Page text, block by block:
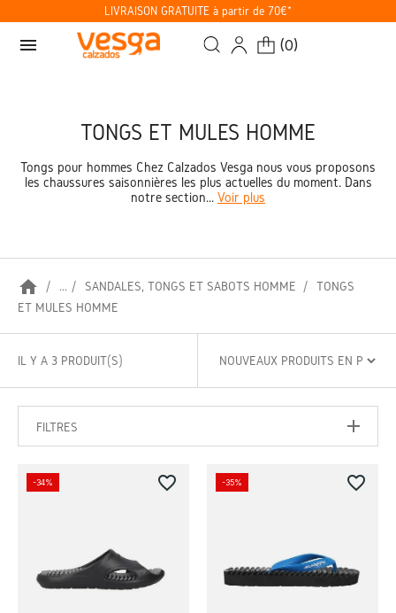
LIVRAISON GRATUITE à partir de 70€*
menu (0)
TONGS ET MULES HOMME
Tongs pour hommes Chez Calzados Vesga nous vous proposons
les chaussures saisonnières les plus actuelles du moment. Dans
notre section... Voir plus
home ... SANDALES, TONGS ET SABOTS HOMME
TONGS
ET MULES HOMME
IL Y A 3 PRODUIT(S)
FILTRES
-34% favorite_border -35% favorite_border